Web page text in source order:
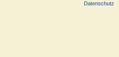
Datenschutz